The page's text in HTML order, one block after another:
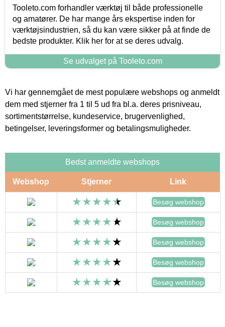
Tooleto.com forhandler værktøj til både professionelle
og amatører. De har mange års ekspertise inden for
værktøjsindustrien, så du kan være sikker på at finde de
bedste produkter. Klik her for at se deres udvalg.
Se udvalget på Tooleto.com
Vi har gennemgået de mest populære webshops og anmeldt
dem med stjerner fra 1 til 5 ud fra bl.a. deres prisniveau,
sortimentstørrelse, kundeservice, brugervenlighed,
betingelser, leveringsformer og betalingsmuligheder.
Bedst anmeldte webshops
Webshop Stjerner Link
Besøg webshop
Besøg webshop
Besøg webshop
Besøg webshop
Besøg webshop